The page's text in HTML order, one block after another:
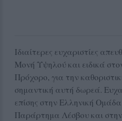
Ιδιαίτερες ευχαριστίες
Μονή Υψηλού και ειδικά
Πρόχορο, για την
σημαντική αυτή δωρεά.
επίσης στην Ελληνική
Παράρτημα Λέσβου και